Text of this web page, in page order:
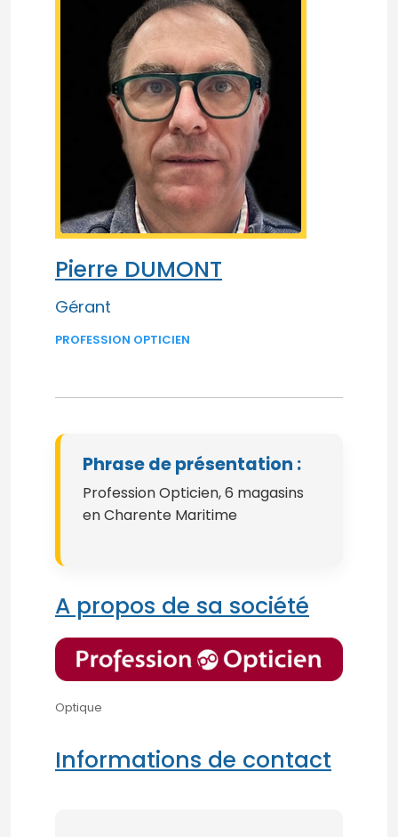
Pierre DUMONT
Gérant
PROFESSION OPTICIEN
Phrase de présentation :
Profession Opticien, 6 magasins
en Charente Maritime
A propos de sa société
Optique
Informations de contact